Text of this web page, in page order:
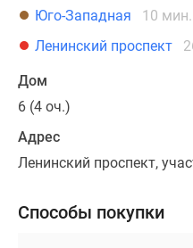
Юго-Западная
10 мин.
Ленинский проспект
Дом
6 (4 оч.)
Адрес
Ленинский проспект,
Способы покупки